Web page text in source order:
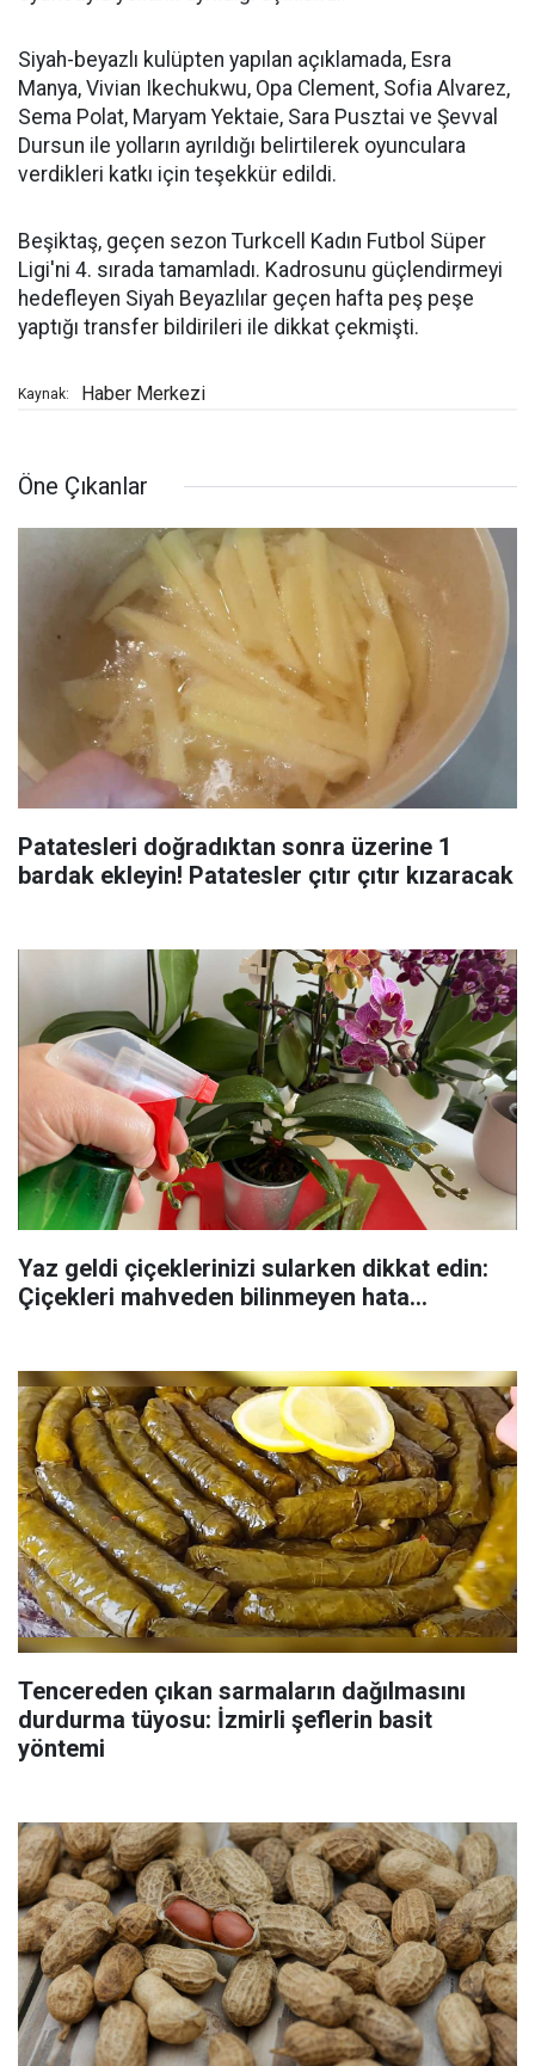
Siyah-beyazlı kulüpten yapılan açıklamada, Esra
Manya, Vivian Ikechukwu, Opa Clement, Sofia Alvarez,
Sema Polat, Maryam Yektaie, Sara Pusztai ve Şevval
Dursun ile yolların ayrıldığı belirtilerek oyunculara
verdikleri katkı için teşekkür edildi.
Beşiktaş, geçen sezon Turkcell Kadın Futbol Süper
Ligi'ni 4. sırada tamamladı. Kadrosunu güçlendirmeyi
hedefleyen Siyah Beyazlılar geçen hafta peş peşe
yaptığı transfer bildirileri ile dikkat çekmişti.
Kaynak: Haber Merkezi
Öne Çıkanlar
Patatesleri doğradıktan sonra üzerine 1
bardak ekleyin! Patatesler çıtır çıtır kızaracak
Yaz geldi çiçeklerinizi sularken dikkat edin:
Çiçekleri mahveden bilinmeyen hata...
Tencereden çıkan sarmaların dağılmasını
durdurma tüyosu: İzmirli şeflerin basit
yöntemi